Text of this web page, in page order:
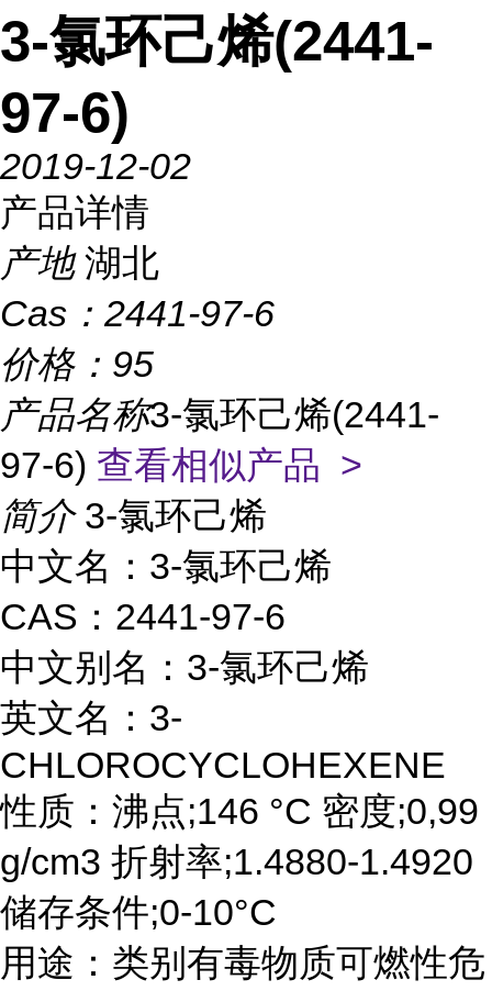
3-氯环己烯(2441-
97-6)
2019-12-02
产品详情
产地 湖北
Cas： 2441-97-6
价格： 95
产品名称3-氯环己烯(2441-
97-6) 查看相似产品 >
简介 3-氯环己烯
中文名：3-氯环己烯
CAS：2441-97-6
中文别名：3-氯环己烯
英文名：3-
CHLOROCYCLOHEXENE
性质：沸点;146 °C 密度;0,99
g/cm3 折射率;1.4880-1.4920
储存条件;0-10°C
用途：类别有毒物质可燃性危